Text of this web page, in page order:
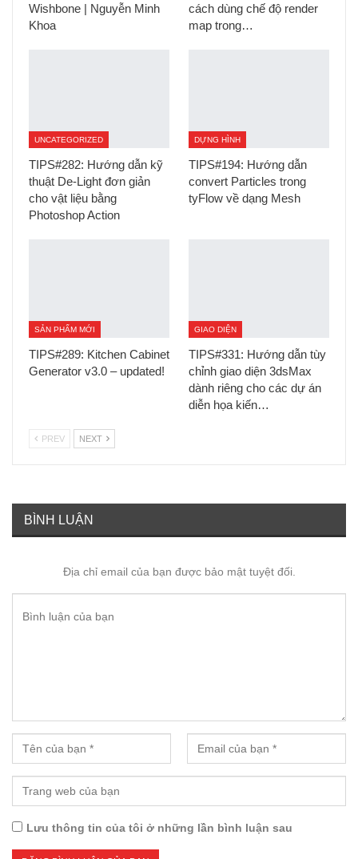
Wishbone | Nguyễn Minh
Khoa
cách dùng chế độ render
map trong…
UNCATEGORIZED
TIPS#282: Hướng dẫn kỹ
thuật De-Light đơn giản
cho vật liệu bằng
Photoshop Action
DỰNG HÌNH
TIPS#194: Hướng dẫn
convert Particles trong
tyFlow về dạng Mesh
SẢN PHẨM MỚI
TIPS#289: Kitchen Cabinet
Generator v3.0 – updated!
GIAO DIỆN
TIPS#331: Hướng dẫn tùy
chỉnh giao diện 3dsMax
dành riêng cho các dự án
diễn họa kiến…
PREV NEXT
BÌNH LUẬN
Địa chỉ email của bạn được bảo mật tuyệt đối.
Lưu thông tin của tôi ở những lần bình luận sau